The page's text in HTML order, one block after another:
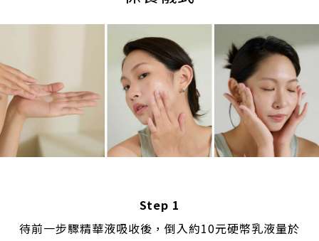
Step 1
待前一步驟精華液吸收後，倒入約10元硬幣乳液量於